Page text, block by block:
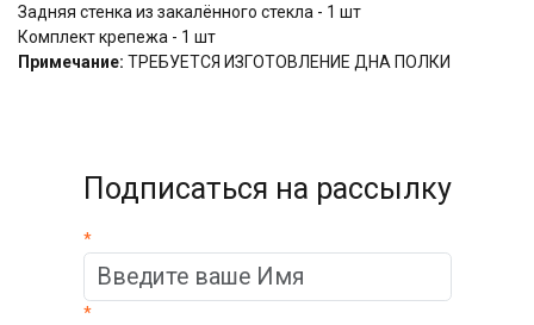
Задняя стенка из закалённого стекла - 1 шт
Комплект крепежа - 1 шт
Примечание: ТРЕБУЕТСЯ ИЗГОТОВЛЕНИЕ ДНА ПОЛКИ
Подписаться на рассылку
*
*